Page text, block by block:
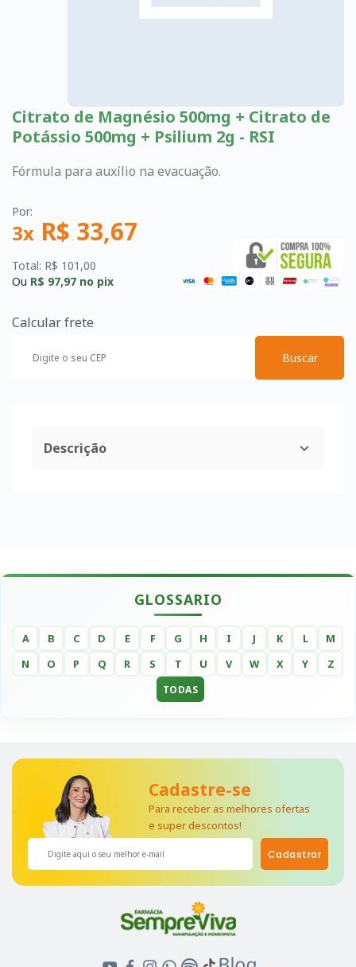
Citrato de Magnésio 500mg + Citrato de
Potássio 500mg + Psilium 2g - RSI
Fórmula para auxílio na evacuação.
Por:
3x R$ 33,67
Total: R$ 101,00
Ou R$ 97,97 no pix
Calcular frete
Buscar
Descrição
GLOSSARIO
A B C D E F G H I J K L
M
N
O P Q R S T U V W X Y Z
TODAS
Cadastre-se
Para receber as melhores ofertas
e super descontos!
Cadastrar